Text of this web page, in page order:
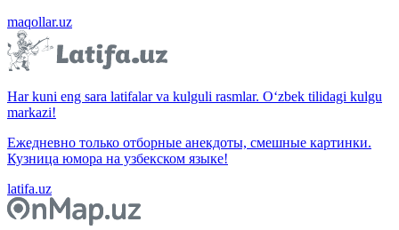
maqollar.uz
Har kuni eng sara latifalar va kulguli rasmlar. O‘zbek tilidagi kulgu
markazi!
Ежедневно только отборные анекдоты, смешные картинки.
Кузница юмора на узбекском языке!
latifa.uz